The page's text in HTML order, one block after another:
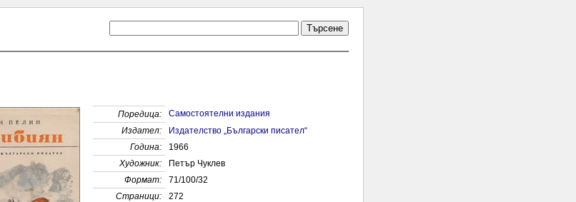
Търсене
Поредица:
Самостоятелни издания
Издател:
Издателство „Български писател“
Година:
1966
Художник:
Петър Чуклев
Формат:
71/100/32
Страници:
272